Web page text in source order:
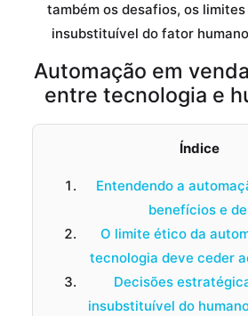
também os desafios, os
insubstituível do fator
Automação em
entre tecnologia e
Índice
Entendendo a
benefícios e
O limite ético da
tecnologia deve ceder
Decisões
insubstituível do